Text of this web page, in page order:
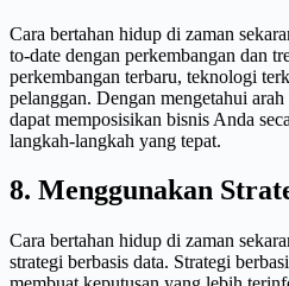
Cara bertahan hidup di zaman
to-date dengan perkembangan dan
perkembangan terbaru, teknologi
pelanggan. Dengan mengetahui
dapat memposisikan bisnis Anda
langkah-langkah yang tepat.
8. Menggunakan
Cara bertahan hidup di zaman
strategi berbasis data. Strategi